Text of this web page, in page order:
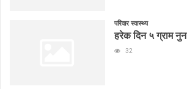
परिवार स्वास्थ्य
हरेक दिन ५ ग्राम नुन
32